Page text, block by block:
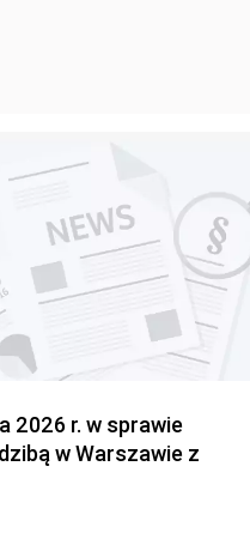
2026 r. w sprawie
w Warszawie z